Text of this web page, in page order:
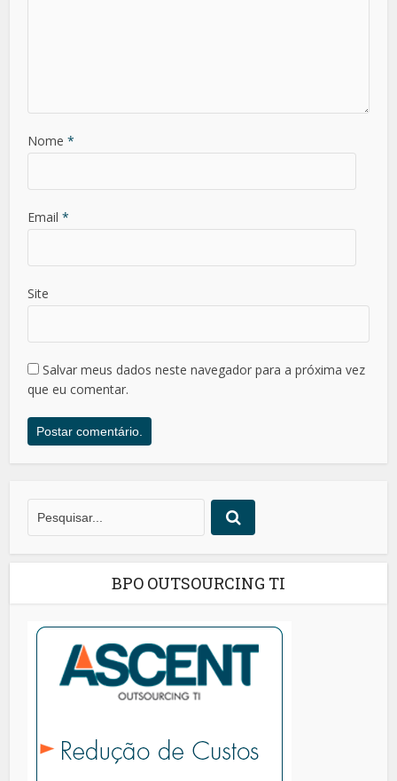
Nome *
Email *
Site
Salvar meus dados neste navegador para a próxima vez
que eu comentar.
BPO OUTSOURCING TI